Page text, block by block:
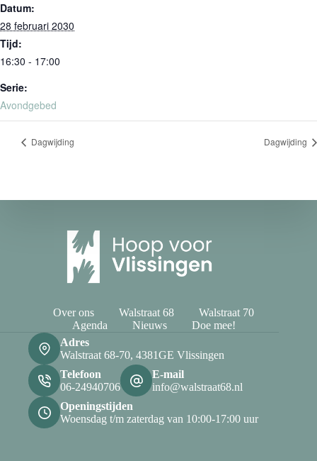
Datum:
28 februari 2030
Tijd:
16:30 - 17:00
Serie:
Avondgebed
Dagwijding Dagwijding
Over ons Walstraat 68
Walstraat 70
Agenda
Nieuws
Doe mee!
Adres
Walstraat 68-70, 4381GE Vlissingen
Telefoon
06-24940706
E-mail
info@walstraat68.nl
Openingstijden
Woensdag t/m zaterdag van 10:00-17:00 uur